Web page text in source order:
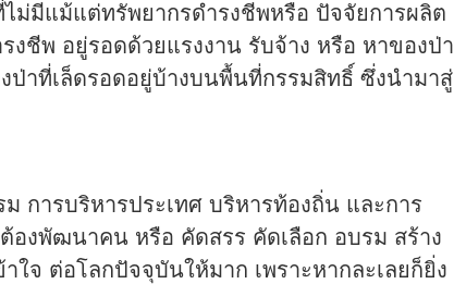
ม่มีแม้แต่ทรัพยากรดำรงชีพหรือ ปัจจัยการผลิต
ชีพ อยู่รอดด้วยแรงงาน รับจ้าง หรือ หาของป่า
ป่าที่เล็ดรอดอยู่บ้างบนพื้นที่กรรมสิทธิ์ ซึ่งนำมาสู่
การบริหารประเทศ บริหารท้องถิ่น และการ
ต้องพัฒนาคน หรือ คัดสรร คัดเลือก อบรม สร้าง
จ ต่อโลกปัจจุบันให้มาก เพราะหากละเลยก็ยิ่ง